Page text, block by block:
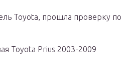
Toyota, прошла проверку по
Toyota Prius 2003-2009